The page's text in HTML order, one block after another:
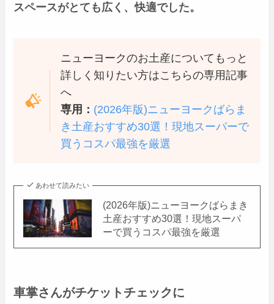
スペースがとても広く、快適でした。
ニューヨークのお土産についてもっと
詳しく知りたい方はこちらの専用記事
へ
専用： (2026年版)ニューヨークばらま
き土産おすすめ30選！現地スーパーで
買うコスパ最強を厳選
あわせて読みたい
(2026年版)ニューヨークばらまき
土産おすすめ30選！現地スーパ
ーで買うコスパ最強を厳選
車掌さんがチケットチェックに